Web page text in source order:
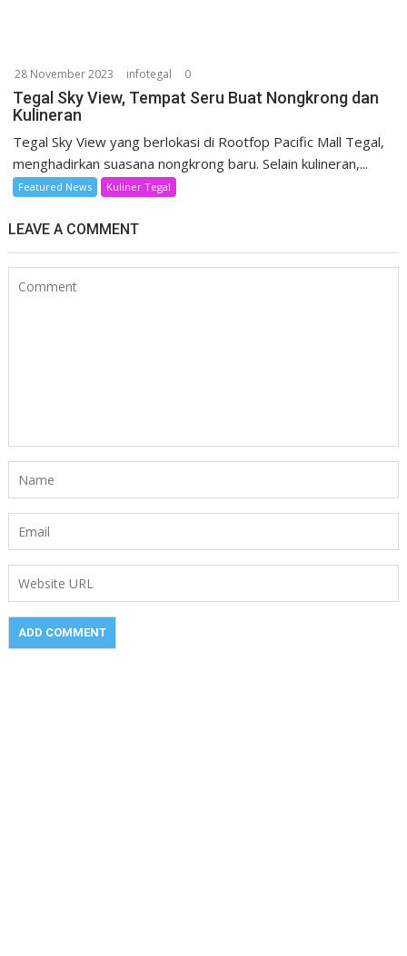
28 November 2023 infotegal 0
Tegal Sky View, Tempat Seru Buat Nongkrong dan
Kulineran
Tegal Sky View yang berlokasi di Rootfop Pacific Mall Tegal,
menghadirkan suasana nongkrong baru. Selain kulineran,...
Featured News Kuliner Tegal
LEAVE A COMMENT